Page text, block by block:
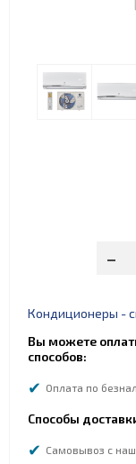
-
Кондиционеры -
Вы можете
способов:
Оплата по
Способы
Самовывоз с